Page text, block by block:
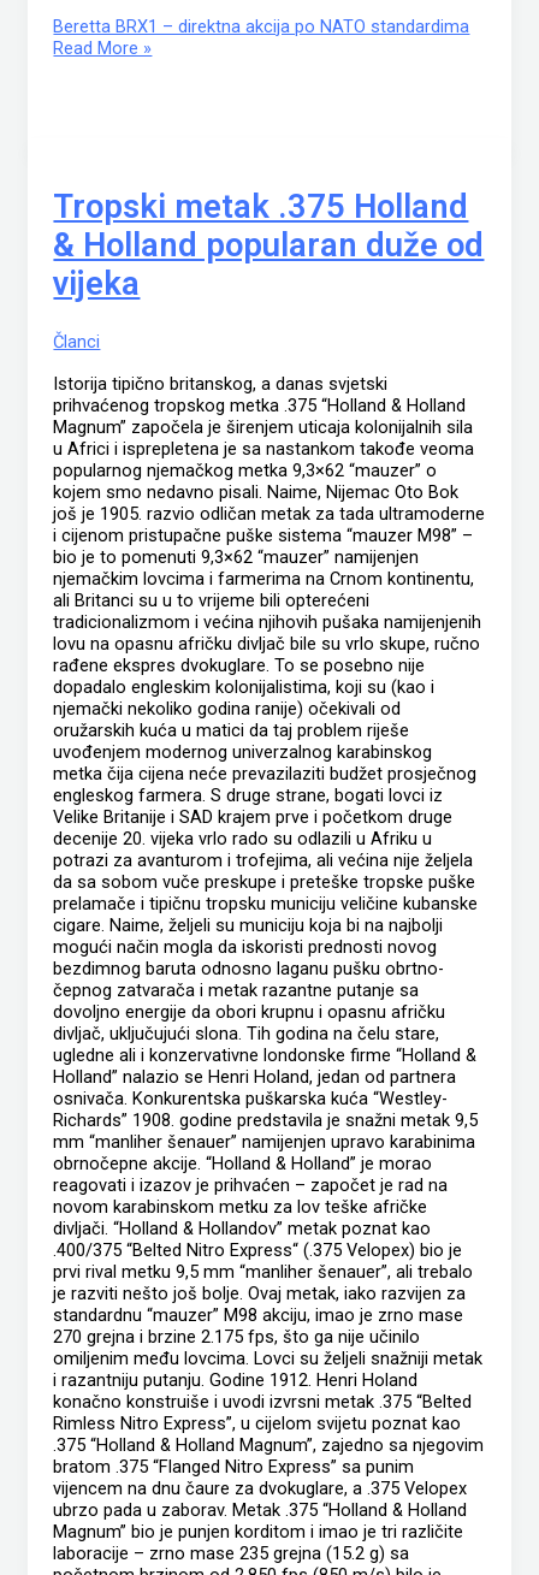
Beretta BRX1 – direktna akcija po NATO standardima
Read More »
Tropski metak .375 Holland
& Holland popularan duže od
vijeka
Članci
Istorija tipično britanskog, a danas svjetski
prihvaćenog tropskog metka .375 “Holland & Holland
Magnum” započela je širenjem uticaja kolonijalnih sila
u Africi i isprepletena je sa nastankom takođe veoma
popularnog njemačkog metka 9,3×62 “mauzer” o
kojem smo nedavno pisali. Naime, Nijemac Oto Bok
još je 1905. razvio odličan metak za tada ultramoderne
i cijenom pristupačne puške sistema “mauzer M98” –
bio je to pomenuti 9,3×62 “mauzer” namijenjen
njemačkim lovcima i farmerima na Crnom kontinentu,
ali Britanci su u to vrijeme bili opterećeni
tradicionalizmom i većina njihovih pušaka namijenjenih
lovu na opasnu afričku divljač bile su vrlo skupe, ručno
rađene ekspres dvokuglare. To se posebno nije
dopadalo engleskim kolonijalistima, koji su (kao i
njemački nekoliko godina ranije) očekivali od
oružarskih kuća u matici da taj problem riješe
uvođenjem modernog univerzalnog karabinskog
metka čija cijena neće prevazilaziti budžet prosječnog
engleskog farmera. S druge strane, bogati lovci iz
Velike Britanije i SAD krajem prve i početkom druge
decenije 20. vijeka vrlo rado su odlazili u Afriku u
potrazi za avanturom i trofejima, ali većina nije željela
da sa sobom vuče preskupe i preteške tropske puške
prelamače i tipičnu tropsku municiju veličine kubanske
cigare. Naime, željeli su municiju koja bi na najbolji
mogući način mogla da iskoristi prednosti novog
bezdimnog baruta odnosno laganu pušku obrtno-
čepnog zatvarača i metak razantne putanje sa
dovoljno energije da obori krupnu i opasnu afričku
divljač, uključujući slona. Tih godina na čelu stare,
ugledne ali i konzervativne londonske firme “Holland &
Holland” nalazio se Henri Holand, jedan od partnera
osnivača. Konkurentska puškarska kuća “Westley-
Richards” 1908. godine predstavila je snažni metak 9,5
mm “manliher šenauer” namijenjen upravo karabinima
obrnočepne akcije. “Holland & Holland” je morao
reagovati i izazov je prihvaćen – započet je rad na
novom karabinskom metku za lov teške afričke
divljači. “Holland & Hollandov” metak poznat kao
.400/375 “Belted Nitro Express“ (.375 Velopex) bio je
prvi rival metku 9,5 mm “manliher šenauer”, ali trebalo
je razviti nešto još bolje. Ovaj metak, iako razvijen za
standardnu “mauzer” M98 akciju, imao je zrno mase
270 grejna i brzine 2.175 fps, što ga nije učinilo
omiljenim među lovcima. Lovci su željeli snažniji metak
i razantniju putanju. Godine 1912. Henri Holand
konačno konstruiše i uvodi izvrsni metak .375 “Belted
Rimless Nitro Express”, u cijelom svijetu poznat kao
.375 “Holland & Holland Magnum”, zajedno sa njegovim
bratom .375 “Flanged Nitro Express” sa punim
vijencem na dnu čaure za dvokuglare, a .375 Velopex
ubrzo pada u zaborav. Metak .375 “Holland & Holland
Magnum” bio je punjen korditom i imao je tri različite
laboracije – zrno mase 235 grejna (15.2 g) sa